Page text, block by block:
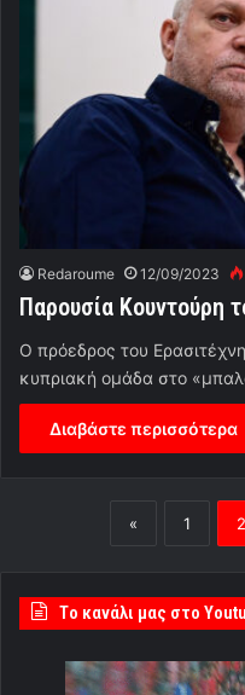
Redaroume 12/09/2023
Παρουσία Κουντούρη
Ο πρόεδρος του
κυπριακή ομάδα στο
Διαβάστε περισσότερα
« 1 2
Tο κανάλι μας στο